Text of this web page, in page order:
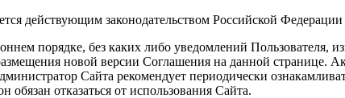
действующим законодательством Российской Федерации
порядке, без каких либо уведомлений Пользователя,
новой версии Соглашения на данной странице.
Сайта рекомендует периодически
отказаться от использования Сайта.